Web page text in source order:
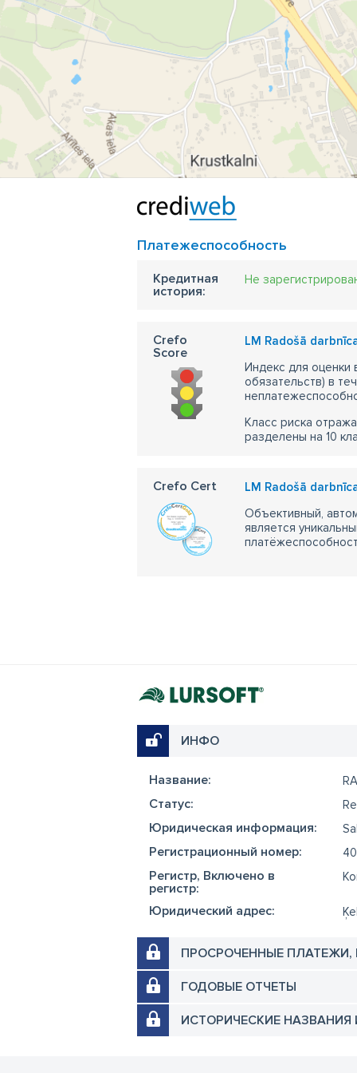
Платежеспособность
Кредитная
история:
Не
Crefo
Score
LM Radošā
Индекс для оценки
обязательств) в
Класс риска
разделены на 10
Crefo Cert
LM Radošā
Объективный,
является
ИНФО
Название:
Cтатус:
Юридическая информация:
Регистрационный номер:
Регистр, Включено в
регистр:
Юридический адрес:
ПРОСРОЧЕННЫЕ
ГОДОВЫЕ ОТЧЕТЫ
ИСТОРИЧЕСКИЕ НАЗВАНИЯ